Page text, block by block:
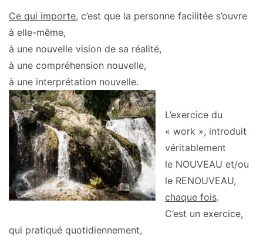
Ce qui importe, c’est que la personne facilitée s’ouvre
à elle-même,
à une nouvelle vision de sa réalité,
à une compréhension nouvelle,
à une interprétation nouvelle.
L’exercice du
« work », introduit
véritablement
le NOUVEAU et/ou
le RENOUVEAU,
chaque fois.
C’est un exercice,
qui pratiqué quotidiennement,